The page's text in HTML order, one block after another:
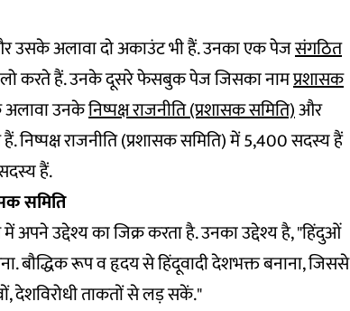
उसके अलावा दो अकाउंट भी हैं. उनका एक पेजसंगठित
करते हैं. उनके दूसरे फेसबुक पेज जिसका नामप्रशासक
अलावा उनकेनिष्पक्ष राजनीति (प्रशासक समिति)और
निष्पक्ष राजनीति (प्रशासक समिति) में 5,400 सदस्य हैं
हैं.
समिति
उद्देश्य का जिक्र करता है. उनका उद्देश्य है, "हिंदुओं
बौद्धिक रूप व हृदय से हिंदूवादी देशभक्त बनाना, जिससे
देशविरोधी ताकतों से लड़ सकें."